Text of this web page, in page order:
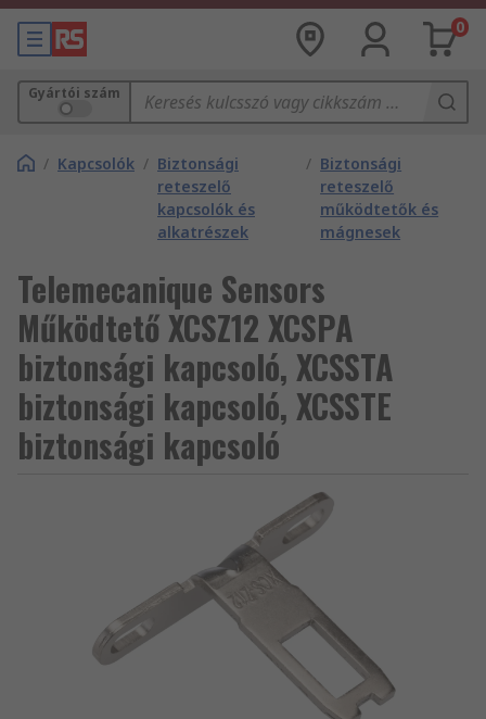
0
Gyártói szám
/ Kapcsolók / Biztonsági
reteszelő
kapcsolók és
alkatrészek
/ Biztonsági
reteszelő
működtetők és
mágnesek
Telemecanique Sensors
Működtető XCSZ12 XCSPA
biztonsági kapcsoló, XCSSTA
biztonsági kapcsoló, XCSSTE
biztonsági kapcsoló